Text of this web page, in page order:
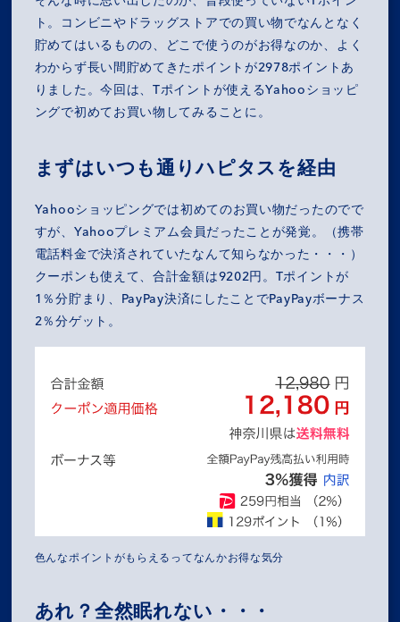
COMPANY
ト。コンビニやドラッグストアでの買い物でなんとなく
貯めてはいるものの、どこで使うのがお得なのか、よく
わからず長い間貯めてきたポイントが2978ポイントあ
りました。今回は、Tポイントが使えるYahooショッピ
ングで初めてお買い物してみることに。
まずはいつも通りハピタスを経由
Yahooショッピングでは初めてのお買い物だったのでで
すが、Yahooプレミアム会員だったことが発覚。（携帯
電話料金で決済されていたなんて知らなかった・・・）
クーポンも使えて、合計金額は9202円。Tポイントが
1％分貯まり、PayPay決済にしたことでPayPayボーナス
2％分ゲット。
色んなポイントがもらえるってなんかお得な気分
あれ？全然眠れない・・・